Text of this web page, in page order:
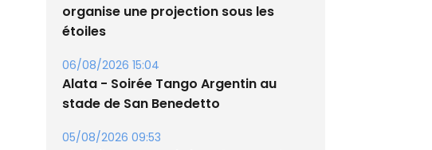
06/08/2026 15:25
Corte – L’association A Nuciola
étoiles
06/08/2026 15:04
stade de San Benedetto